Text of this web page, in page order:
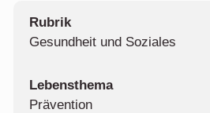
Gesundheit und Soziales
Prävention